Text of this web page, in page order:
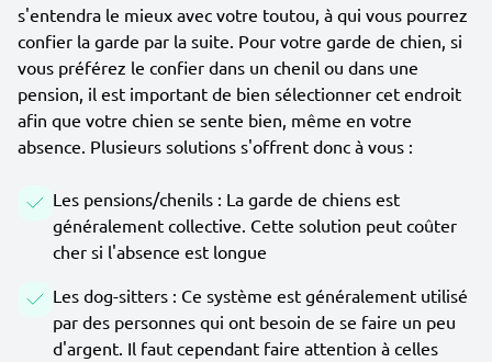
s'entendra le mieux avec votre toutou, à qui vous pourrez
confier la garde par la suite. Pour votre garde de chien, si
vous préférez le confier dans un chenil ou dans une
pension, il est important de bien sélectionner cet endroit
afin que votre chien se sente bien, même en votre
absence. Plusieurs solutions s'offrent donc à vous :
Les pensions/chenils : La garde de chiens est
généralement collective. Cette solution peut coûter
cher si l'absence est longue
Les dog-sitters : Ce système est généralement utilisé
par des personnes qui ont besoin de se faire un peu
d'argent. Il faut cependant faire attention à celles